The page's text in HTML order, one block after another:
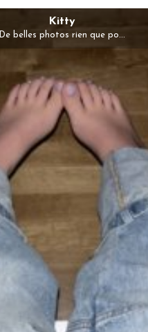
Kitty
De belles photos rien que po...